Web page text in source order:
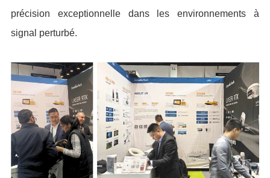
précision exceptionnelle dans les environnements à
signal perturbé.